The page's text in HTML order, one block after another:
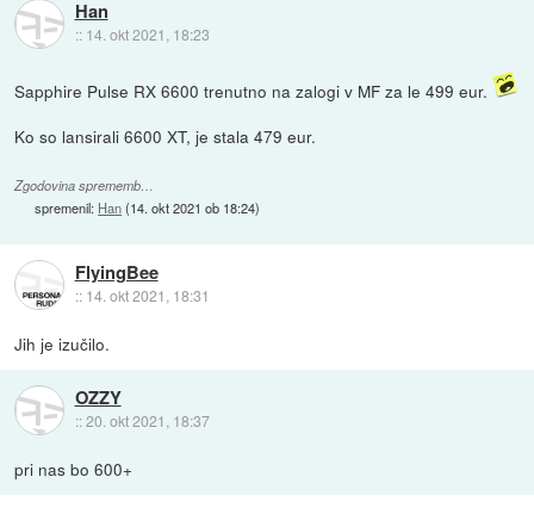
Han
:: 14. okt 2021, 18:23
Sapphire Pulse RX 6600 trenutno na zalogi v MF za le 499 eur.
Ko so lansirali 6600 XT, je stala 479 eur.
Zgodovina sprememb…
spremenil: Han(14. okt 2021 ob 18:24)
FlyingBee
:: 14. okt 2021, 18:31
Jih je izučilo.
OZZY
::20. okt 2021, 18:37
pri nas bo 600+